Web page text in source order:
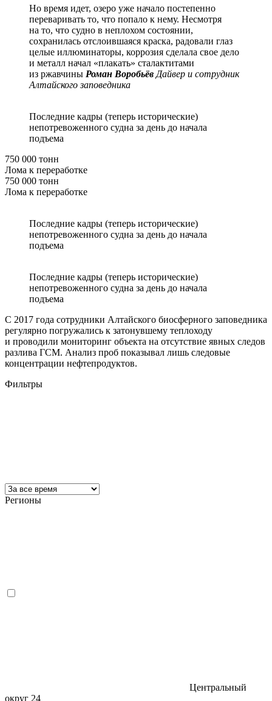
Но время идет, озеро уже начало постепенно
переваривать то, что попало к нему. Несмотря
на то, что судно в неплохом состоянии,
сохранилась отслоившаяся краска, радовали глаз
целые иллюминаторы, коррозия сделала свое дело
и металл начал «плакать» сталактитами
из ржавчины Роман Воробьёв Дайвер и сотрудник
Алтайского заповедника
Последние кадры (теперь исторические)
непотревоженного судна за день до начала
подъема
750 000 тонн
Лома к переработке
750 000 тонн
Лома к переработке
Последние кадры (теперь исторические)
непотревоженного судна за день до начала
подъема
Последние кадры (теперь исторические)
непотревоженного судна за день до начала
подъема
С 2017 года сотрудники Алтайского биосферного заповедника
регулярно погружались к затонувшему теплоходу
и проводили мониторинг объекта на отсутствие явных следов
разлива ГСМ. Анализ проб показывал лишь следовые
концентрации нефтепродуктов.
Фильтры
Регионы
Центральный
округ 24